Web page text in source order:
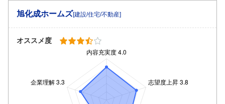
旭化成ホームズ[建設/住宅/不動産]
オススメ度